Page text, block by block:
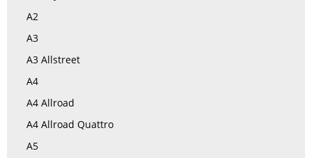
A2
A3
A3 Allstreet
A4
A4 Allroad
A4 Allroad Quattro
A5